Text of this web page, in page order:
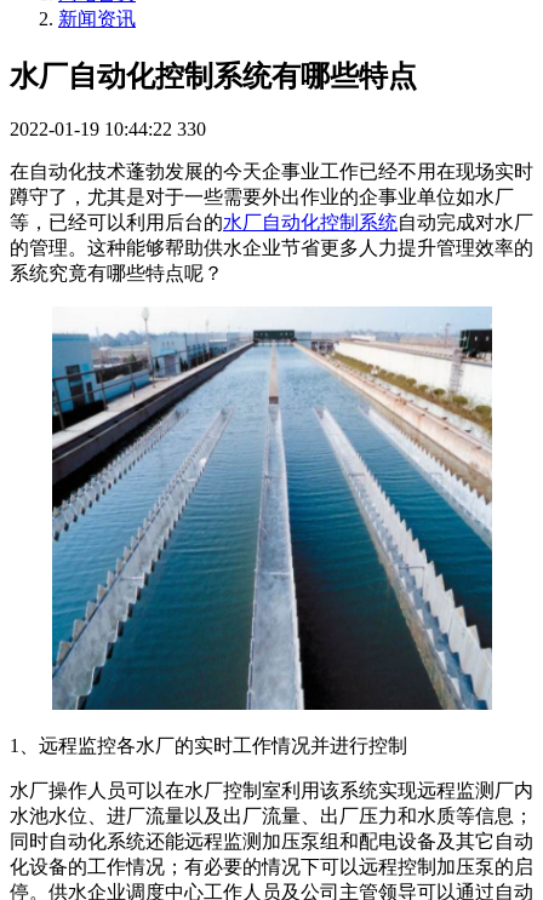
新闻资讯
水厂自动化控制系统有哪些特点
2022-01-19 10:44:22 330
在自动化技术蓬勃发展的今天企事业工作已经不用在现场实时
蹲守了，尤其是对于一些需要外出作业的企事业单位如水厂
等，已经可以利用后台的水厂自动化控制系统自动完成对水厂
的管理。这种能够帮助供水企业节省更多人力提升管理效率的
系统究竟有哪些特点呢？
1、远程监控各水厂的实时工作情况并进行控制
水厂操作人员可以在水厂控制室利用该系统实现远程监测厂内
水池水位、进厂流量以及出厂流量、出厂压力和水质等信息；
同时自动化系统还能远程监测加压泵组和配电设备及其它自动
化设备的工作情况；有必要的情况下可以远程控制加压泵的启
停。供水企业调度中心工作人员及公司主管领导可以通过自动